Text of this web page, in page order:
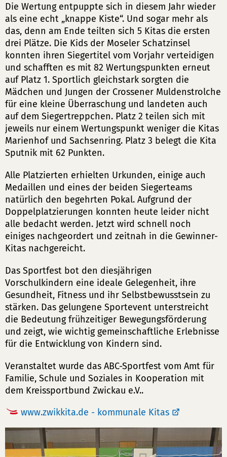
Die Wertung entpuppte sich in diesem Jahr wieder
als eine echt „knappe Kiste“. Und sogar mehr als
das, denn am Ende teilten sich 5 Kitas die ersten
drei Plätze. Die Kids der Moseler Schatzinsel
konnten ihren Siegertitel vom Vorjahr verteidigen
und schafften es mit 82 Wertungspunkten erneut
auf Platz 1. Sportlich gleichstark sorgten die
Mädchen und Jungen der Crossener Muldenstrolche
für eine kleine Überraschung und landeten auch
auf dem Siegertreppchen. Platz 2 teilen sich mit
jeweils nur einem Wertungspunkt weniger die Kitas
Marienhof und Sachsenring. Platz 3 belegt die Kita
Sputnik mit 62 Punkten.
Alle Platzierten erhielten Urkunden, einige auch
Medaillen und eines der beiden Siegerteams
natürlich den begehrten Pokal. Aufgrund der
Doppelplatzierungen konnten heute leider nicht
alle bedacht werden. Jetzt wird schnell noch
einiges nachgeordert und zeitnah in die Gewinner-
Kitas nachgereicht.
Das Sportfest bot den diesjährigen
Vorschulkindern eine ideale Gelegenheit, ihre
Gesundheit, Fitness und ihr Selbstbewusstsein zu
stärken. Das gelungene Sportevent unterstreicht
die Bedeutung frühzeitiger Bewegungsförderung
und zeigt, wie wichtig gemeinschaftliche Erlebnisse
für die Entwicklung von Kindern sind.
Veranstaltet wurde das ABC-Sportfest vom Amt für
Familie, Schule und Soziales in Kooperation mit
dem Kreissportbund Zwickau e.V..
www.zwikkita.de - kommunale Kitas